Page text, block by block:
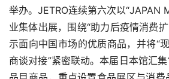
举办。JETRO连续第六次以“JAPAN
业集体出展，围绕“助力后疫情消费
示面向中国市场的优质商品，并将“
商谈对接”紧密联动。本届日本馆汇